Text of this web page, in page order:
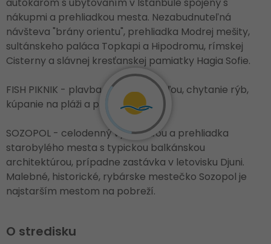
nákupmi a prehliadkou mesta. Nezabudnuteľná
návšteva "brány orientu", prehliadka Modrej mešity,
sultánskeho paláca Topkapi a Hipodromu, rímskej
Cisterny a slávnej kresťanskej pamiatky Hagia Sofie.
FISH PIKNIK - plavba rybárskou loďou, chytanie rýb,
kúpanie na pláži a piknik v lese.
SOZOPOL - celodenný výlet loďou a prehliadka
starobylého mesta s typickou balkánskou
architektúrou, prípadne zastávka v letovisku Djuni.
Malebné, historické, rybárske mestečko Sozopol je
najstarším mestom na pobreží.
O stredisku